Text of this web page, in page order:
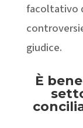
facoltativo
giudice.
È